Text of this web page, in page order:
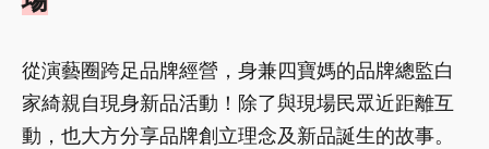
從演藝圈跨足品牌經營，身兼四寶媽的品牌總監白
家綺親自現身新品活動！除了與現場民眾近距離互
動，也大方分享品牌創立理念及新品誕生的故事。